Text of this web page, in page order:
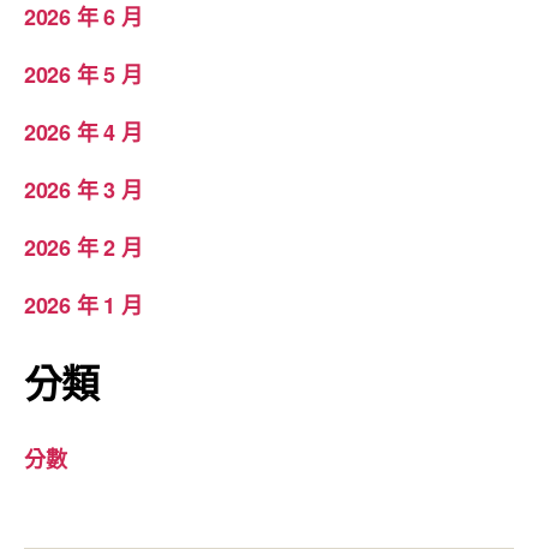
2026 年 6 月
2026 年 5 月
2026 年 4 月
2026 年 3 月
2026 年 2 月
2026 年 1 月
分類
分數